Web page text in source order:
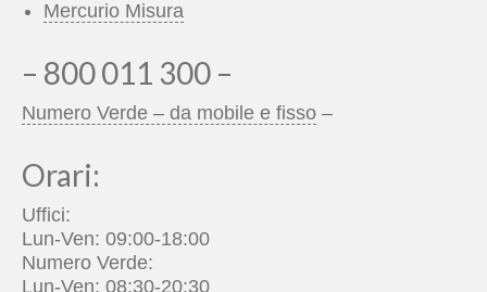
Mercurio Misura
– 800 011 300 –
Numero Verde – da mobile e fisso –
Orari:
Uffici:
Lun-Ven: 09:00-18:00
Numero Verde:
Lun-Ven: 08:30-20:30